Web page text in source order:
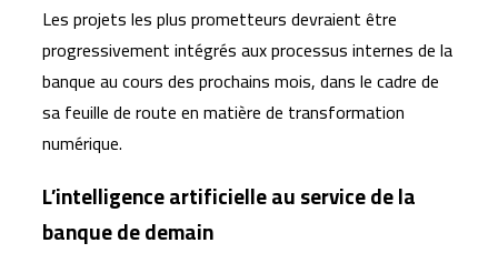
Les projets les plus prometteurs devraient être
progressivement intégrés aux processus internes de la
banque au cours des prochains mois, dans le cadre de
sa feuille de route en matière de transformation
numérique.
L’intelligence artificielle au service de la
banque de demain